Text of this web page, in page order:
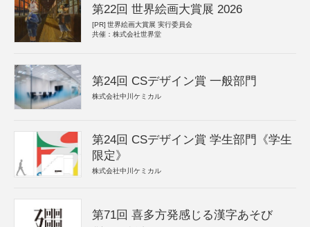
第22回 世界絵画大賞展 2026
[PR] 世界絵画大賞展 実行委員会
共催：株式会社世界堂
第24回 CSデザイン賞 一般部門
株式会社中川ケミカル
第24回 CSデザイン賞 学生部門《学生
限定》
株式会社中川ケミカル
第71回 喜多方発感じる漢字あそび